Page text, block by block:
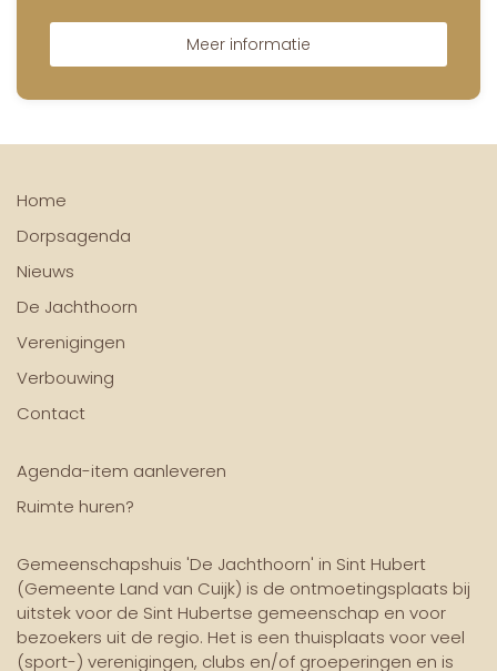
Meer informatie
Home
Dorpsagenda
Nieuws
De Jachthoorn
Verenigingen
Verbouwing
Contact
Agenda-item aanleveren
Ruimte huren?
Gemeenschapshuis 'De Jachthoorn' in Sint Hubert
(Gemeente Land van Cuijk) is de ontmoetingsplaats bij
uitstek voor de Sint Hubertse gemeenschap en voor
bezoekers uit de regio. Het is een thuisplaats voor veel
(sport-) verenigingen, clubs en/of groeperingen en is